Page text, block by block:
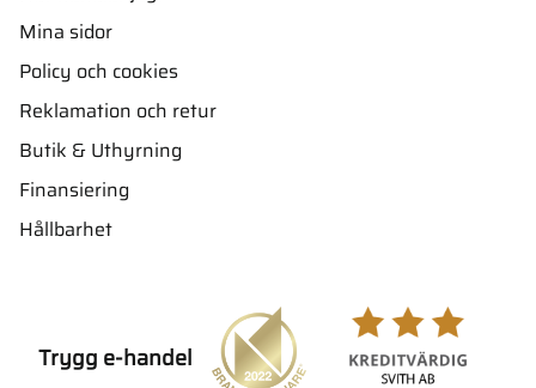
Mina sidor
Policy och cookies
Reklamation och retur
Butik & Uthyrning
Finansiering
Hållbarhet
Trygg e-handel